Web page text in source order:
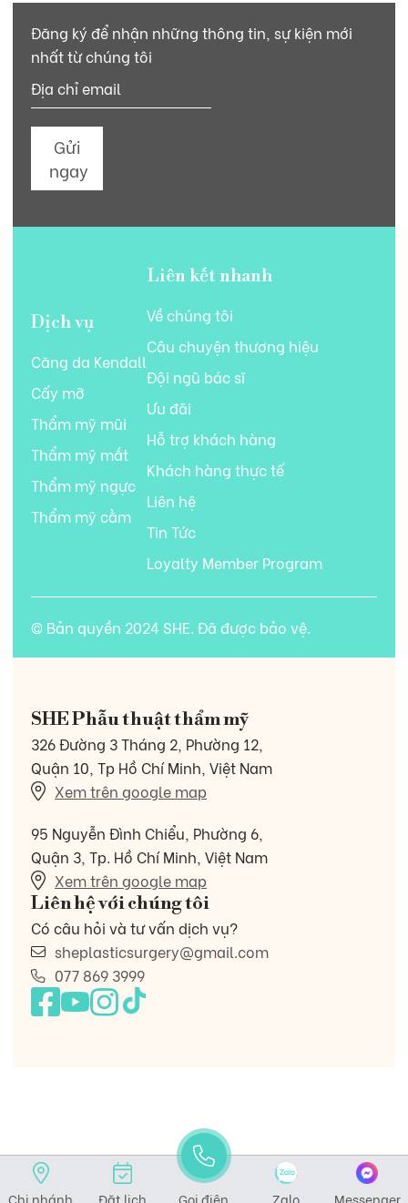
Đăng ký để nhận những thông tin, sự kiện mới
nhất từ chúng tôi
Gửi
ngay
Dịch vụ
Căng da Kendall
Cấy mỡ
Thẩm mỹ mũi
Thẩm mỹ mắt
Thẩm mỹ ngực
Thẩm mỹ cằm
Liên kết nhanh
Về chúng tôi
Câu chuyện thương hiệu
Đội ngũ bác sĩ
Ưu đãi
Hỗ trợ khách hàng
Khách hàng thực tế
Liên hệ
Tin Tức
Loyalty Member Program
© Bản quyền 2024 SHE. Đã được bảo vệ.
SHE Phẫu thuật thẩm mỹ
326 Đường 3 Tháng 2, Phường 12,
Quận 10, Tp Hồ Chí Minh, Việt Nam
Xem trên google map
95 Nguyễn Đình Chiểu, Phường 6,
Quận 3, Tp. Hồ Chí Minh, Việt Nam
Xem trên google map
Liên hệ với chúng tôi
Có câu hỏi và tư vấn dịch vụ?
sheplasticsurgery@gmail.com
077 869 3999
Chi nhánh Đặt lịch Gọi điện Zalo Messenger